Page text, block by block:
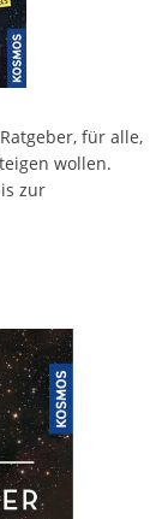
für alle,
wollen.
zur